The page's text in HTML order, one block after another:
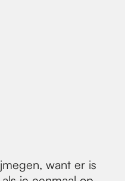
want er is